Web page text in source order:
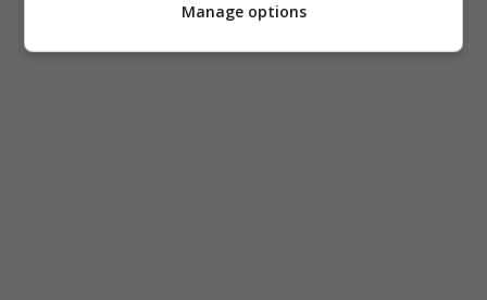
Manage options